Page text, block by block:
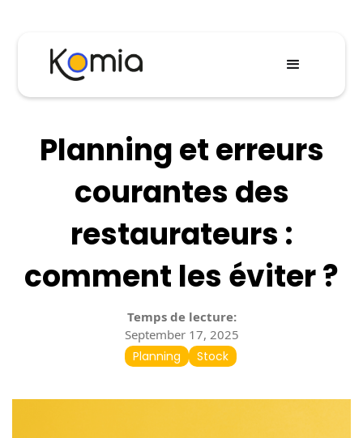
Planning et erreurs
courantes des
restaurateurs :
comment les éviter ?
Temps de lecture:
September 17, 2025
Planning
Stock